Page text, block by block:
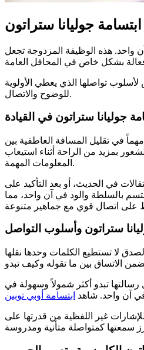
جوليانا ستراتون
واحد. هذه الوظيفة المزدوجة تجعل
تواصلها الذي يعطي الأولوية
للوضوح والاتصال.
جوليانا ستراتون في القيادة
في تقليل المسافة العاطفية بين
بمزيد من الراحة أثناء استيعاب
المعلومات المهمة.
في الحديث، أو بعد التأكيد على
بالسلطة والود في آن واحد، مما
ستراتون وأسلوب التواصل
لا تستطيع الكلمات وحدها نقلها
رسالتها تبدو أكثر شمولاً وسهولة في
آن واحد. شاهد ابتسامة أوبي توبين
غير اللفظية من قدرتها على